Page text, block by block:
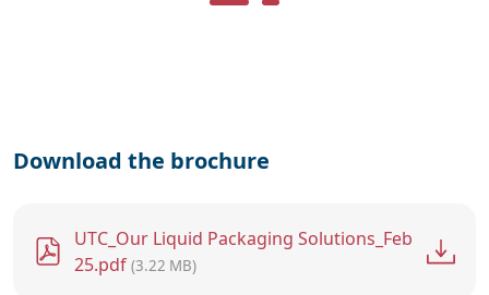
Download the brochure
UTC_Our Liquid Packaging Solutions_Feb
25.pdf (3.22 MB)